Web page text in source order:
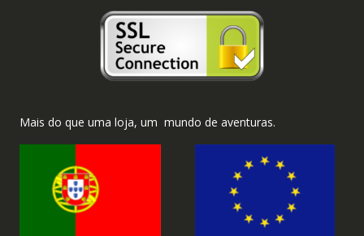
Mais do que uma loja, um mundo de aventuras.